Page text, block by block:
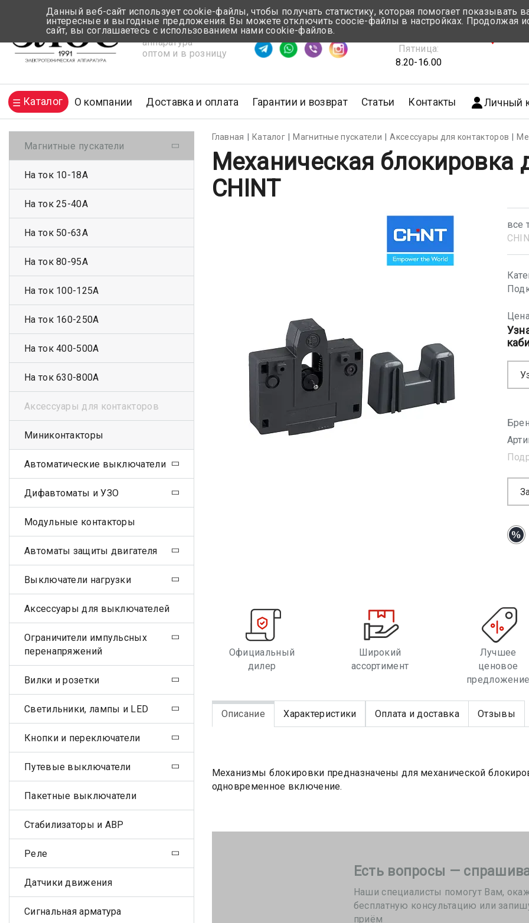
Электротехническая
аппаратура
оптом и в розницу
Время ответа ≈ 5 мин
Понедельник-Четверг:
Пятница:
8.20-16.00
Каталог О компании Доставка и оплата Гарантии и возврат Статьи Контакты Личный
Главная Каталог Магнитные пускатели Аксессуары для контакторов
Механическая блокировка
CHINT
все
Официальный
дилер
Широкий
ассортимент
Лучшее
ценовое
предложение
Описание Характеристики Оплата и доставка Отзывы
Механизмы блокировки предназначены для механической
одновременное включение.
Есть вопросы —
Наши специалисты помогут Вам,
бесплатную консультацию или
приём
Магнитные пускатели
На ток 10-18А
На ток 25-40А
На ток 50-63А
На ток 80-95А
На ток 100-125А
На ток 160-250А
На ток 400-500А
На ток 630-800А
Аксессуары для контакторов
Миниконтакторы
Автоматические выключатели
Дифавтоматы и УЗО
Модульные контакторы
Автоматы защиты двигателя
Выключатели нагрузки
Аксессуары для выключателей
Ограничители импульсных
перенапряжений
Вилки и розетки
Светильники, лампы и LED
Кнопки и переключатели
Путевые выключатели
Пакетные выключатели
Стабилизаторы и АВР
Реле
Датчики движения
Сигнальная арматура
Данный веб-сайт использует cookie-файлы, чтобы получать статистику, которая помогает показывать
интересные и выгодные предложения. Вы можете отключить coocie-файлы в настройках. Продолжая
сайт, вы соглашаетесь с использованием нами cookie-файлов.